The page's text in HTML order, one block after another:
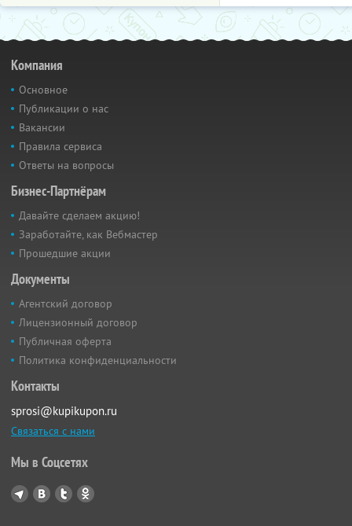
Компания
Основное
Публикации о нас
Вакансии
Правила сервиса
Ответы на вопросы
Бизнес-Партнёрам
Давайте сделаем акцию!
Заработайте, как Вебмастер
Прошедшие акции
Документы
Агентский договор
Лицензионный договор
Публичная оферта
Политика конфиденциальности
Контакты
sprosi@kupikupon.ru
Связаться с нами
Мы в Соцсетях